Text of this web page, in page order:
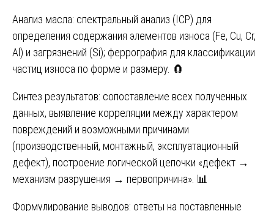
Анализ масла: спектральный анализ (ICP) для
определения содержания элементов износа (Fe, Cu, Cr,
Al) и загрязнений (Si); феррография для классификации
частиц износа по форме и размеру. 🧲
Синтез результатов: сопоставление всех полученных
данных, выявление корреляции между характером
повреждений и возможными причинами
(производственный, монтажный, эксплуатационный
дефект), построение логической цепочки «дефект →
механизм разрушения → первопричина». 📊
Формулирование выводов: ответы на поставленные